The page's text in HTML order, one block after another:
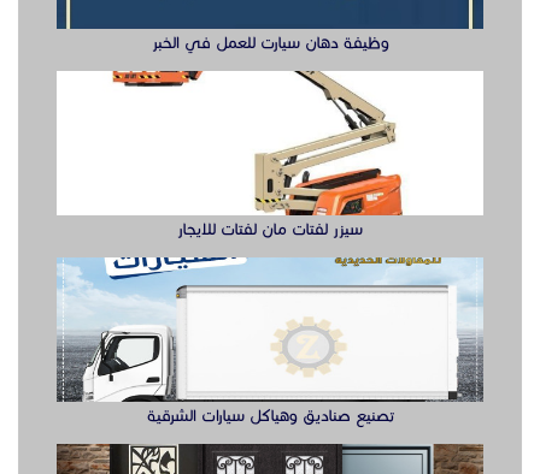
وظيفة دهان سيارت للعمل في الخبر
سيزر لفتات مان لفتات للايجار
تصنيع صناديق وهياكل سيارات الشرقية